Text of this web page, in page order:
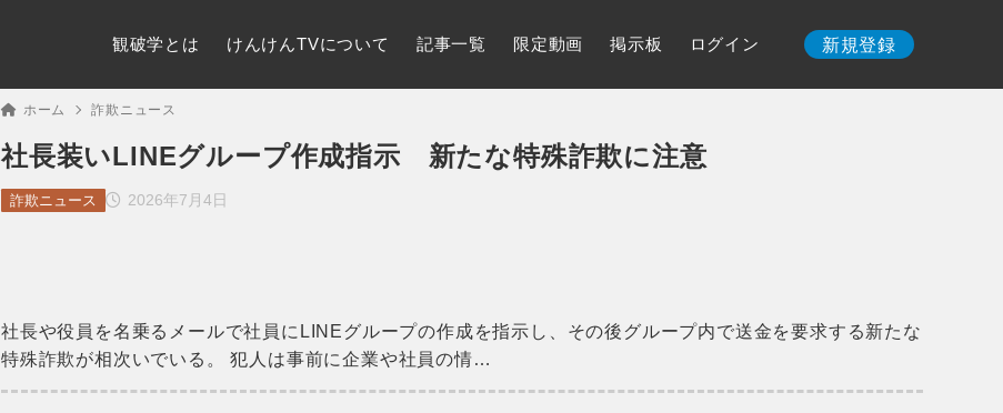
観破学とは けんけんTVについて 記事一覧 限定動画 掲示板 ログイン 新規登録
ホーム 詐欺ニュース
社長装いLINEグループ作成指示 新たな特殊詐欺に注意
2026年7月4日
詐欺ニュース
社長や役員を名乗るメールで社員にLINEグループの作成を指示し、その後グループ内で送金を要求する新たな
特殊詐欺が相次いでいる。 犯人は事前に企業や社員の情…